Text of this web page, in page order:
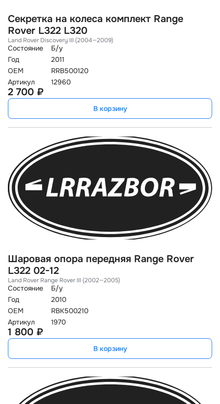
Секретка на колеса комплект Range
Rover L322 L320
Land Rover Discovery III (2004—2009)
Состояние
Б/у
Год
2011
OEM
RRB500120
Артикул
12960
2 700 ₽
В корзину
Шаровая опора передняя Range Rover
L322 02-12
Land Rover Range Rover III (2002—2005)
Состояние
Б/у
Год
2010
OEM
RBK500210
Артикул
1970
1 800 ₽
В корзину